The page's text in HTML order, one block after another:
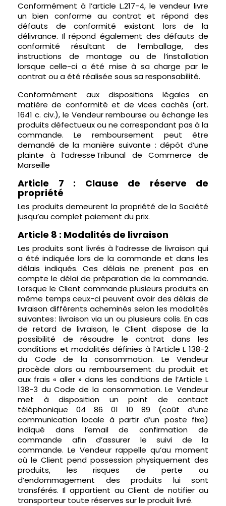
Conformément à l’article L.217-4, le vendeur livre
un bien conforme au contrat et répond des
défauts de conformité existant lors de la
délivrance. Il répond également des défauts de
conformité résultant de l’emballage, des
instructions de montage ou de l’installation
lorsque celle-ci a été mise à sa charge par le
contrat ou a été réalisée sous sa responsabilité.
Conformément aux dispositions légales en
matière de conformité et de vices cachés (art.
1641 c. civ.), le Vendeur rembourse ou échange les
produits défectueux ou ne correspondant pas à la
commande. Le remboursement peut être
demandé de la manière suivante : dépôt d’une
plainte à l’adresse Tribunal de Commerce de
Marseille
Article 7 : Clause de réserve de
propriété
Les produits demeurent la propriété de la Société
jusqu’au complet paiement du prix.
Article 8 : Modalités de livraison
Les produits sont livrés à l’adresse de livraison qui
a été indiquée lors de la commande et dans les
délais indiqués. Ces délais ne prenent pas en
compte le délai de préparation de la commande.
Lorsque le Client commande plusieurs produits en
même temps ceux-ci peuvent avoir des délais de
livraison différents acheminés selon les modalités
suivantes : livraison via un ou plusieurs colis. En cas
de retard de livraison, le Client dispose de la
possibilité de résoudre le contrat dans les
conditions et modalités définies à l’Article L 138-2
du Code de la consommation. Le Vendeur
procède alors au remboursement du produit et
aux frais « aller » dans les conditions de l’Article L
138-3 du Code de la consommation. Le Vendeur
met à disposition un point de contact
téléphonique 04 86 01 10 89 (coût d’une
communication locale à partir d’un poste fixe)
indiqué dans l’email de confirmation de
commande afin d’assurer le suivi de la
commande. Le Vendeur rappelle qu’au moment
où le Client pend possession physiquement des
produits, les risques de perte ou
d’endommagement des produits lui sont
transférés. Il appartient au Client de notifier au
transporteur toute réserves sur le produit livré.